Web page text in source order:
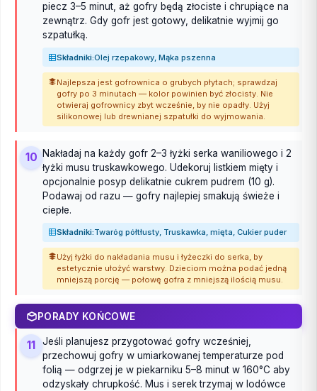
piecz 3–5 minut, aż gofry będą złociste i chrupiące na
zewnątrz. Gdy gofr jest gotowy, delikatnie wyjmij go
szpatułką.
Składniki:Olej rzepakowy, Mąka pszenna
Najlepsza jest gofrownica o grubych płytach; sprawdzaj
gofry po 3 minutach — kolor powinien być złocisty. Nie
otwieraj gofrownicy zbyt wcześnie, by nie opadły. Użyj
silikonowej lub drewnianej szpatułki do wyjmowania.
10
Nakładaj na każdy gofr 2–3 łyżki serka waniliowego i 2
łyżki musu truskawkowego. Udekoruj listkiem mięty i
opcjonalnie posyp delikatnie cukrem pudrem (10 g).
Podawaj od razu — gofry najlepiej smakują świeże i
ciepłe.
Składniki:Twaróg półtłusty, Truskawka, mięta, Cukier puder
Użyj łyżki do nakładania musu i łyżeczki do serka, by
estetycznie ułożyć warstwy. Dzieciom można podać jedną
mniejszą porcję — połowę gofra z mniejszą ilością musu.
PORADY KOŃCOWE
11
Jeśli planujesz przygotować gofry wcześniej,
przechowuj gofry w umiarkowanej temperaturze pod
folią — odgrzej je w piekarniku 5–8 minut w 160°C aby
odzyskały chrupkość. Mus i serek trzymaj w lodówce